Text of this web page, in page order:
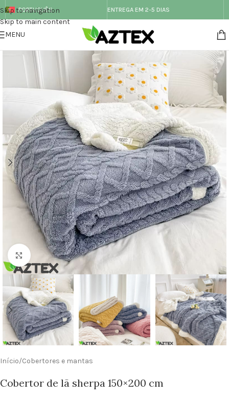
Skip to navigation
Skip to main content
PORTUGUÊS ENTREGA EM 2-5 DIAS
MENU
Clique para ampliar
Início/Cobertores e mantas
Cobertor de lã sherpa 150×200 cm